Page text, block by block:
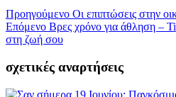
Προηγούμενο Οι επιπτώσεις στην
Επόμενο Βρες χρόνο για άθληση –
στη ζωή σου
σχετικές αναρτήσεις